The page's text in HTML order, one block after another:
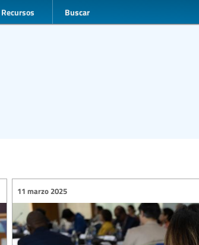
Recursos Buscar
11 marzo 2025